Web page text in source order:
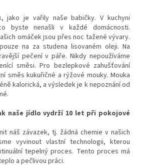
jako je vařily naše babičky. V kuchyni
byste nenašli v každé domácnosti.
omáček jsou přes noc tažené vývary.
na za studena lisovaném oleji. Na
pečení v páře. Nikdy nepoužíváme
směsi. Pro bezlepkové zahušťování
směs kukuřičné a rýžové mouky. Mouka
kalorická, a výsledek je k nepoznání od
naše jídlo vydrží 10 let při pokojové
náš závazek, tj. žádná chemie v našich
vyvinout vlastní technologii, kterou
tepelný proces. Tento proces má
a pečlivou práci.